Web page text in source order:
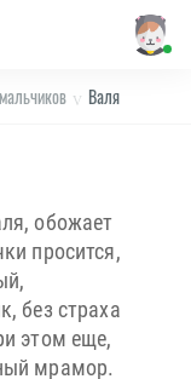
Валя
обожает
просится,
без страха
этом еще,
мрамор.